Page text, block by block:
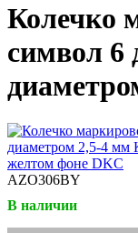
Колечко
символ 6
AZO306BY
В наличии